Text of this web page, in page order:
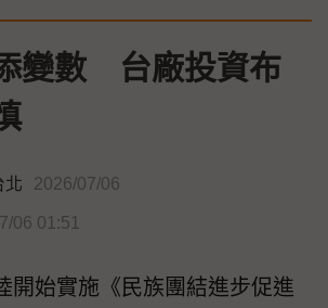
變數 台廠投資布
北 2026/07/06
06 01:51
開始實施《民族團結進步促進